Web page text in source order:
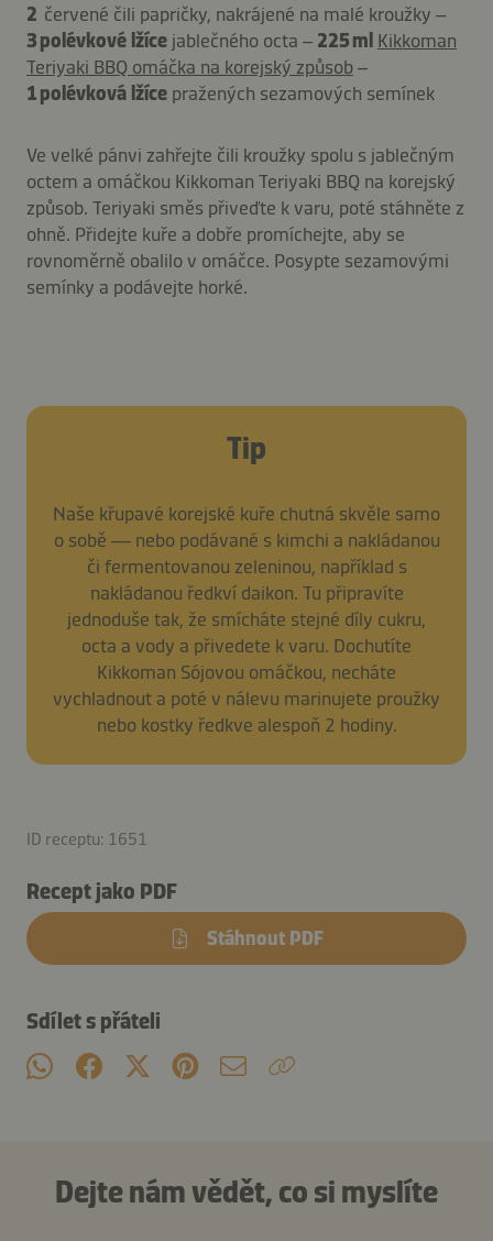
2 červené čili papričky, nakrájené na malé kroužky –
3 polévkové lžíce jablečného octa – 225 ml Kikkoman
Teriyaki BBQ omáčka na korejský způsob–
1 polévková lžíce pražených sezamových semínek
Ve velké pánvi zahřejte čili kroužky spolu s jablečným
octem a omáčkou Kikkoman Teriyaki BBQ na korejský
způsob. Teriyaki směs přiveďte k varu, poté stáhněte z
ohně. Přidejte kuře a dobře promíchejte, aby se
rovnoměrně obalilo v omáčce. Posypte sezamovými
semínky a podávejte horké.
Tip
Naše křupavé korejské kuře chutná skvěle samo
o sobě — nebo podávané s kimchi a nakládanou
či fermentovanou zeleninou, například s
nakládanou ředkví daikon. Tu připravíte
jednoduše tak, že smícháte stejné díly cukru,
octa a vody a přivedete k varu. Dochutíte
Kikkoman Sójovou omáčkou, necháte
vychladnout a poté v nálevu marinujete proužky
nebo kostky ředkve alespoň 2 hodiny.
ID receptu: 1651
Recept jako PDF
Stáhnout PDF
Sdílet s přáteli
Dejte nám vědět, co si myslíte